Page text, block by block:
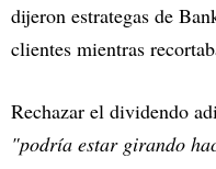
dijeron estrategas de
clientes mientras
Rechazar el dividendo
"podría estar girando